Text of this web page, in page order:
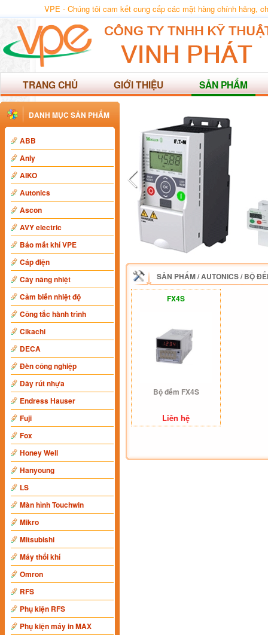
VPE - Chúng tôi cam kết cung cấp các mặt hàng chính hãng,
TRANG CHỦ GIỚI THIỆU SẢN PHẨM
DANH MỤC SẢN PHẨM
ABB
Anly
AIKO
Autonics
Ascon
AVY electric
Báo mất khí VPE
Cáp điện
Cây nâng nhiệt
Cảm biến nhiệt độ
Công tắc hành trình
Cikachi
DECA
Đèn công nghiệp
Dây rút nhựa
Endress Hauser
Fuji
Fox
Honey Well
Hanyoung
LS
Màn hình Touchwin
Mikro
Mitsubishi
Máy thổi khí
Omron
RFS
Phụ kiện RFS
Phụ kiện máy in MAX
SẢN PHẨM/AUTONICS/BỘ
FX4S
Bộ đếm FX4S
Liên hệ